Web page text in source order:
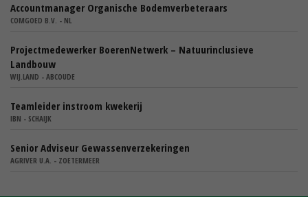
Accountmanager Organische Bodemverbeteraars
COMGOED B.V. - NL
Projectmedewerker BoerenNetwerk – Natuurinclusieve
Landbouw
WIJ.LAND - ABCOUDE
Teamleider instroom kwekerij
IBN - SCHAIJK
Senior Adviseur Gewassenverzekeringen
AGRIVER U.A. - ZOETERMEER